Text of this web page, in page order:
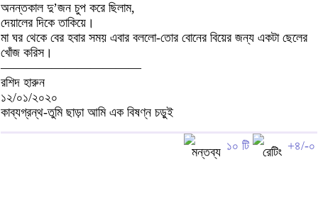
অনন্তকাল দু’জন চুপ করে ছিলাম,
দেয়ালের দিকে তাকিয়ে।
মা ঘর থেকে বের হবার সময় এবার বললো-তোর বোনের বিয়ের জন্য একটা ছেলের
খোঁজ করিস।
———————————
রশিদ হারুন
১২/০১/২০২০
কাব্যগ্রন্থ-তুমি ছাড়া আমি এক বিষণ্ন চড়ুই
১০ টি +৪/-০